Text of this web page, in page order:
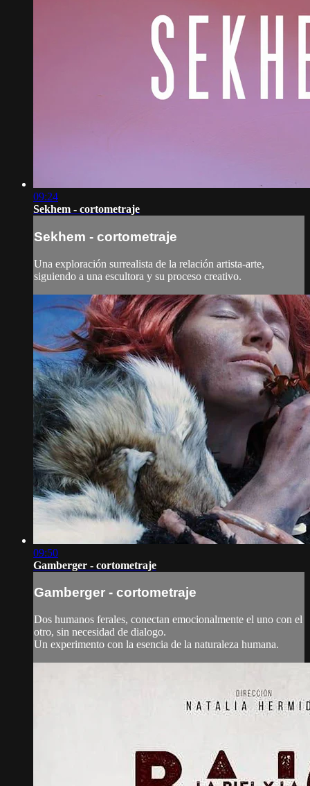
09:24
Sekhem - cortometraje
Sekhem - cortometraje
Una exploración surrealista de la relación artista-arte,
siguiendo a una escultora y su proceso creativo.
09:50
Gamberger - cortometraje
Gamberger - cortometraje
Dos humanos ferales, conectan emocionalmente el uno con el
otro, sin necesidad de dialogo.
Un experimento con la esencia de la naturaleza humana.